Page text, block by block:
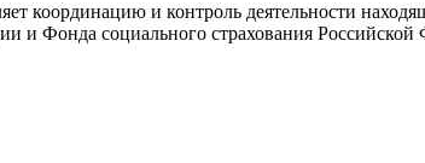
координацию и контроль деятельности
и Фонда социального страхования Российской